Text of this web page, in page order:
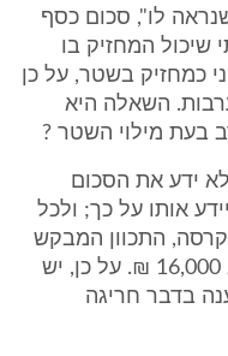
לו", סכום כסף
המחזיק בו
כמחזיק בשטר, על כן
השאלה היא
בעת מילוי השטר ?
ידע את הסכום
אותו על כך; ולכל
התכוון המבקש
לערוב על-סך 2000 ₪ בלבד ולא 16,000 ₪. על כן, יש
בדבר חריגה